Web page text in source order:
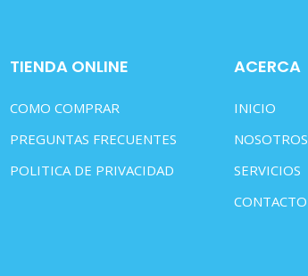
TIENDA ONLINE
COMO COMPRAR
PREGUNTAS FRECUENTES
POLITICA DE PRIVACIDAD
ACERCA
INICIO
NOSOTROS
SERVICIOS
CONTACTO